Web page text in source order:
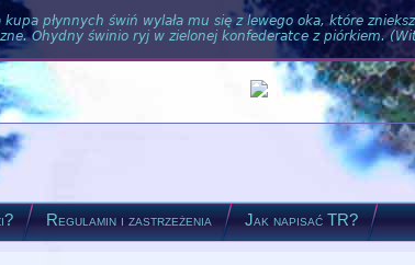
płynnych świń wylała mu się z lewego oka, które
Ohydny świnio ryj w zielonej konfederatce z piórkiem.
Regulamin i zastrzeżenia Jak napisać TR?